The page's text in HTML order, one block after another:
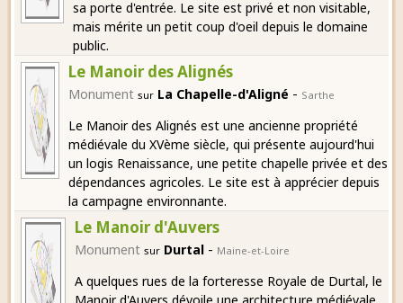
sa porte d'entrée. Le site est privé et non visitable,
mais mérite un petit coup d'oeil depuis le domaine
public.
Le Manoir des Alignés
Monument sur La Chapelle-d'Aligné - Sarthe
Le Manoir des Alignés est une ancienne propriété
médiévale du XVème siècle, qui présente aujourd'hui
un logis Renaissance, une petite chapelle privée et des
dépendances agricoles. Le site est à apprécier depuis
la campagne environnante.
Le Manoir d'Auvers
Monument sur Durtal - Maine-et-Loire
A quelques rues de la forteresse Royale de Durtal, le